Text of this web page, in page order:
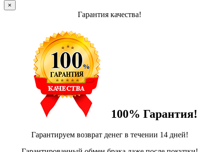
×
Гарантия качества!
100% Гарантия!
Гарантируем возврат денег в течении 14 дней!